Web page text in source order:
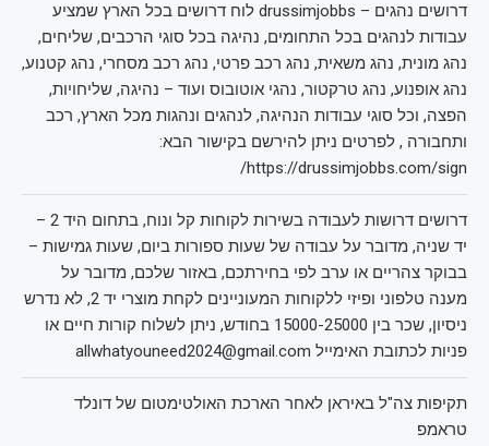
דרושים נהגים – drussimjobbs לוח דרושים בכל הארץ שמציע
עבודות לנהגים בכל התחומים, נהיגה בכל סוגי הרכבים, שליחים,
נהג מונית, נהג משאית, נהג רכב פרטי, נהג רכב מסחרי, נהג קטנוע,
נהג אופנוע, נהג טרקטור, נהגי אוטובוס ועוד – נהיגה, שליחויות,
הפצה, וכל סוגי עבודות הנהיגה, לנהגים ונהגות מכל הארץ, רכב
ותחבורה , לפרטים ניתן להירשם בקישור הבא:
https://drussimjobbs.com/sign/
דרושים דרושות לעבודה בשירות לקוחות קל ונוח, בתחום היד 2 –
יד שניה, מדובר על עבודה של שעות ספורות ביום, שעות גמישות –
בבוקר צהריים או ערב לפי בחירתכם, באזור שלכם, מדובר על
מענה טלפוני ופיזי ללקוחות המעוניינים לקחת מוצרי יד 2, לא נדרש
ניסיון, שכר בין 15000-25000 בחודש, ניתן לשלוח קורות חיים או
פניות לכתובת האימייל allwhatyouneed2024@gmail.com
תקיפות צה"ל באיראן לאחר הארכת האולטימטום של דונלד
טראמפ